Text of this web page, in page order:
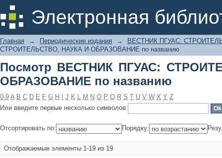
Электронная
Посмотр ВЕСТНИК ПГУАС:
названию
Главная → Периодические издания →
ВЕСТНИК ПГУАС:
СТРОИТЕЛЬСТВО, НАУКА И ОБРАЗОВАНИЕ по названию
Посмотр ВЕСТНИК ПГУАС:
ОБРАЗОВАНИЕ по названию
0-9 A B C D E F G H J K L M N O P Q R S T U V W X Y Z
Или введите первые несколько символов:
Отсортировать по: Порядку:
Отображаемые элементы 1-19 из 19